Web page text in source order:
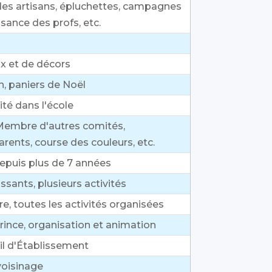
artisans, épluchettes, campagnes
des profs, etc.
et de décors
paniers de Noël
dans l'école
d'autres comités,
course des couleurs, etc.
plus de 7 années
plusieurs activités
toutes les activités organisées
organisation et animation
d'Établissement